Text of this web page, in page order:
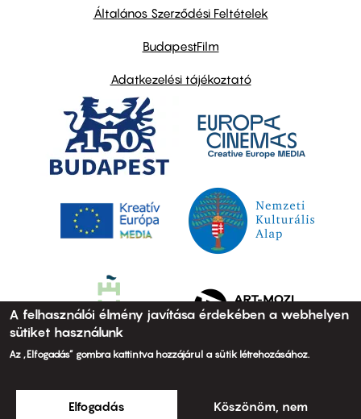
Általános Szerződési Feltételek
BudapestFilm
Adatkezelési tájékoztató
A felhasználói élmény javítása érdekében a webhelyen
sütiket használunk
Az „Elfogadás” gombra kattintva hozzájárul a sütik létrehozásához.
Elfogadás Köszönöm, nem